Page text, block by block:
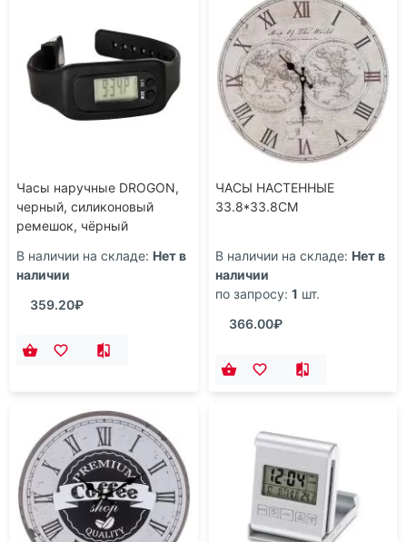
Часы наручные DROGON,
черный, силиконовый
ремешок, чёрный
В наличии на складе: Нет в
наличии
359.20₽
ЧАСЫ НАСТЕННЫЕ
33.8*33.8CM
В наличии на складе: Нет в
наличии
по запросу: 1 шт.
366.00₽